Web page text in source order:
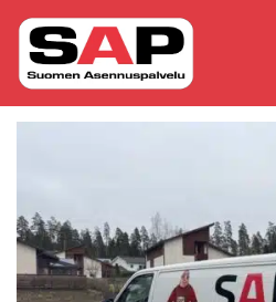
Suomen